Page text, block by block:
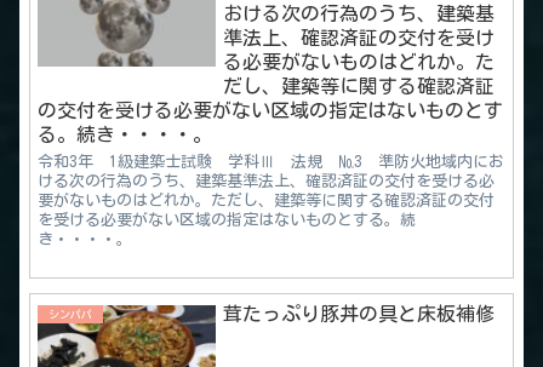
おける次の行為のうち、建築基
準法上、確認済証の交付を受け
る必要がないものはどれか。た
だし、建築等に関する確認済証
の交付を受ける必要がない区域の指定はないものとす
る。続き・・・・。
令和3年 1級建築士試験 学科Ⅲ 法規 №3 準防火地域内にお
ける次の行為のうち、建築基準法上、確認済証の交付を受ける必
要がないものはどれか。ただし、建築等に関する確認済証の交付
を受ける必要がない区域の指定はないものとする。続
き・・・・。
シンパパ 茸たっぷり豚丼の具と床板補修